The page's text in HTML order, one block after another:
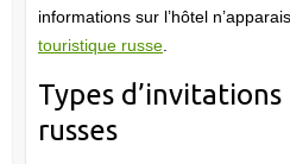
informations sur l’hôtel
touristique russe.
Types
russes